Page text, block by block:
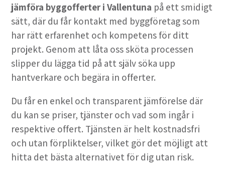
jämföra byggofferter i Vallentuna på ett smidigt
sätt, där du får kontakt med byggföretag som
har rätt erfarenhet och kompetens för ditt
projekt. Genom att låta oss sköta processen
slipper du lägga tid på att själv söka upp
hantverkare och begära in offerter.
Du får en enkel och transparent jämförelse där
du kan se priser, tjänster och vad som ingår i
respektive offert. Tjänsten är helt kostnadsfri
och utan förpliktelser, vilket gör det möjligt att
hitta det bästa alternativet för dig utan risk.